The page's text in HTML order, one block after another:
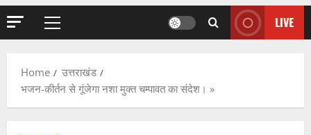
Primary
LIVE
Home
उत्तराखंड
भजन-कीर्तन से गूंजेगा नशा मुक्त चम्पावत का संदेश। »